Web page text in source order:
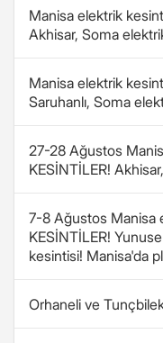
Manisa elektrik
Akhisar, Soma
Manisa elektrik
Saruhanlı, Soma
27-28 Ağustos
KESİNTİLER!
7-8 Ağustos Manisa
KESİNTİLER!
kesintisi! Manisa'da
Orhaneli ve